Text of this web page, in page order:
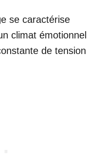
se caractérise
climat émotionnel
de tension